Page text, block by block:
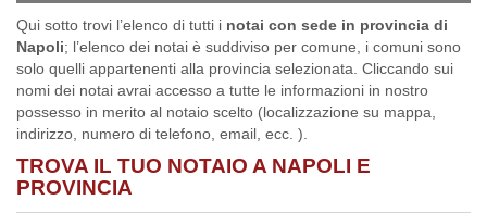
Qui sotto trovi l’elenco di tutti i notai con sede in provincia di
Napoli; l’elenco dei notai è suddiviso per comune, i comuni sono
solo quelli appartenenti alla provincia selezionata. Cliccando sui
nomi dei notai avrai accesso a tutte le informazioni in nostro
possesso in merito al notaio scelto (localizzazione su mappa,
indirizzo, numero di telefono, email, ecc. ).
TROVA IL TUO NOTAIO A NAPOLI E
PROVINCIA